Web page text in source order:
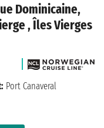
Dominicaine,
, Îles Vierges
Port Canaveral